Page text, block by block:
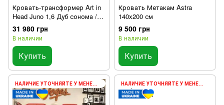
Кровать-трансформер Art in
Head Juno 1,6 Дуб сонома /
Пепельный
31 980 грн
В наличии
Купить
Кровать Метакам Astra
140x200 см
9 500 грн
В наличии
Купить
НАЛИЧИЕ УТОЧНЯЙТЕ У МЕНЕДЖЕРА НАЛИЧИЕ УТОЧНЯЙТЕ У МЕНЕДЖЕРА